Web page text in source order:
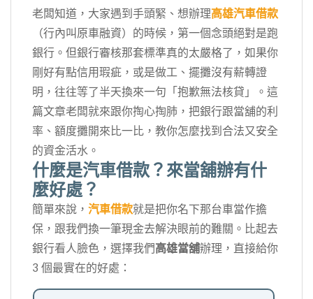
老闆知道，大家遇到手頭緊、想辦理高雄汽車借款
（行內叫原車融資）的時候，第一個念頭絕對是跑
銀行。但銀行審核那套標準真的太嚴格了，如果你
剛好有點信用瑕疵，或是做工、擺攤沒有薪轉證
明，往往等了半天換來一句「抱歉無法核貸」。這
篇文章老闆就來跟你掏心掏肺，把銀行跟當舖的利
率、額度攤開來比一比，教你怎麼找到合法又安全
的資金活水。
什麼是汽車借款？來當舖辦有什
麼好處？
簡單來說， 汽車借款就是把你名下那台車當作擔
保，跟我們換一筆現金去解決眼前的難關。比起去
銀行看人臉色，選擇我們高雄當舖辦理，直接給你
3 個最實在的好處：